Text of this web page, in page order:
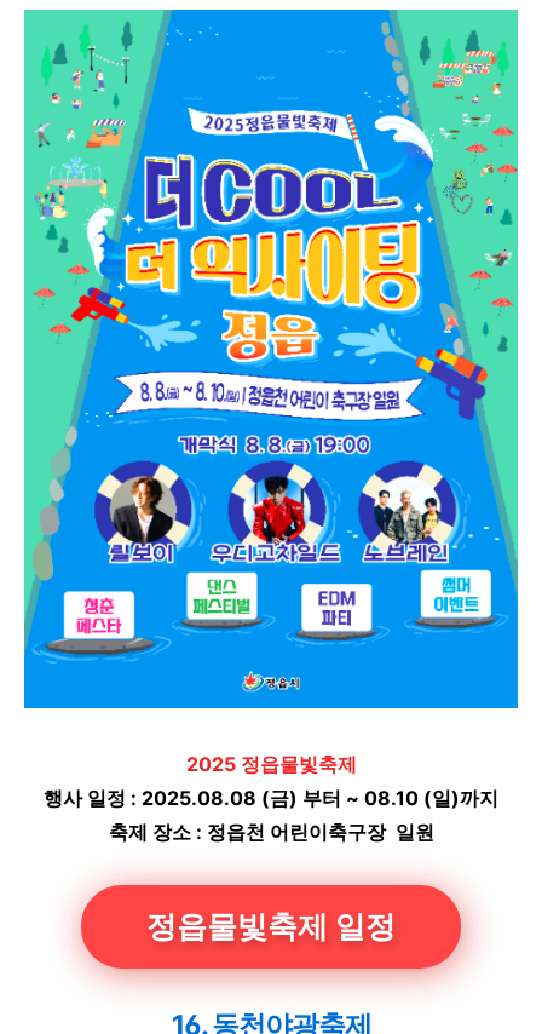
2025 정읍물빛축제
행사 일정 : 2025.08.08 (금) 부터 ~ 08.10 (일)까지
축제 장소 : 정읍천 어린이축구장 일원
정읍물빛축제 일정
16. 동천야광축제